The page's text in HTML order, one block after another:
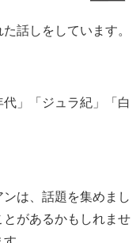
話しをしています。
」「ジュラ紀」「白
は、話題を集めまし
があるかもしれませ